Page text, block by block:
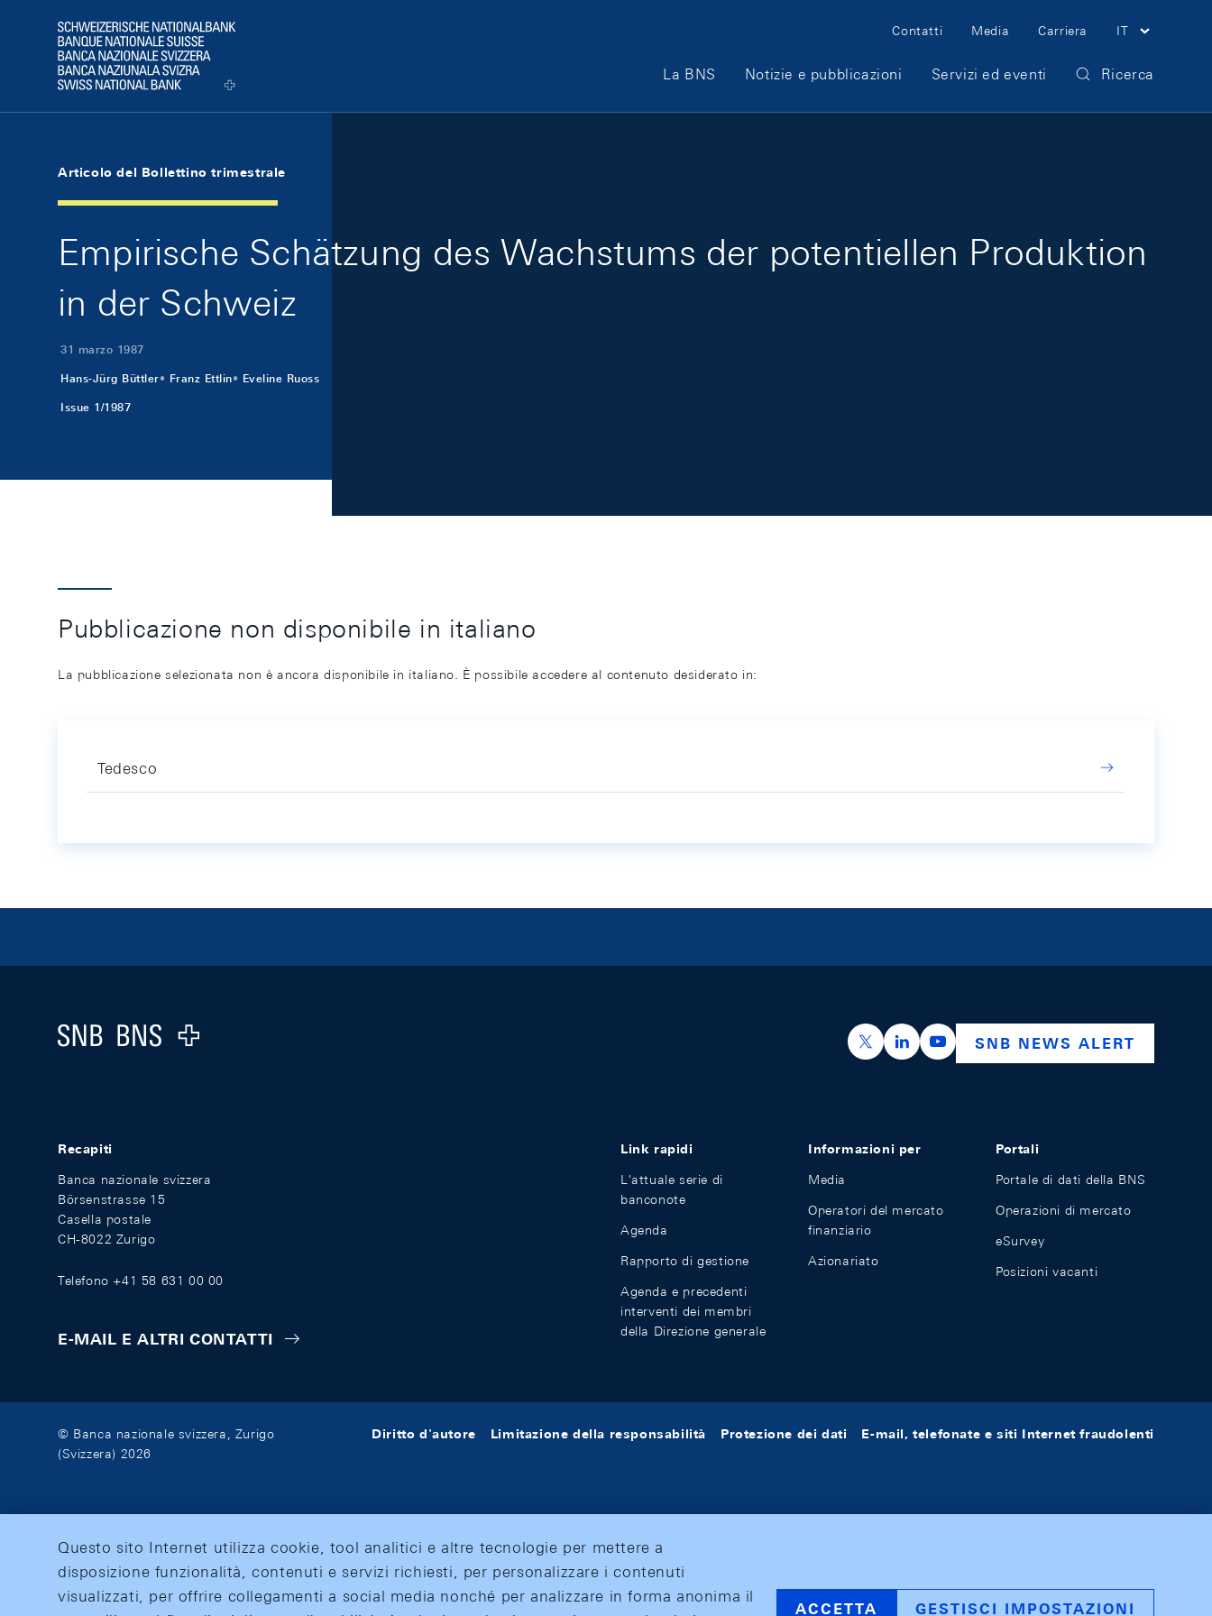
Logo
Meta Navigation
Contatti Media Carriera IT
Main Navigation
La BNS Notizie e pubblicazioni Servizi ed eventi Ricerca
Articolo del Bollettino trimestrale
Empirische Schätzung des Wachstums der potentiellen Produktion
in der Schweiz
31 marzo 1987
Hans-Jürg Büttler Franz Ettlin Eveline Ruoss
Issue 1/1987
Pubblicazione non disponibile in italiano
La pubblicazione selezionata non è ancora disponibile in italiano. È possibile accedere al contenuto desiderato in:
Tedesco
Logo
https://x.com/snb_bns
https://ch.linkedin.com/company/swiss-
https://www.youtube.com/
SNB NEWS ALERT
Recapiti
Banca nazionale svizzera
Börsenstrasse 15
Casella postale
CH-8022 Zurigo
Telefono +41 58 631 00 00
E-MAIL E ALTRI CONTATTI
Link rapidi
L'attuale serie di
banconote
Agenda
Rapporto di gestione
Agenda e precedenti
interventi dei membri
della Direzione generale
Informazioni per
Media
Operatori del mercato
finanziario
Azionariato
Portali
Portale di dati della BNS
Operazioni di mercato
eSurvey
Posizioni vacanti
© Banca nazionale svizzera, Zurigo
(Svizzera) 2026
Diritto d'autore Limitazione della responsabilità Protezione dei dati E-mail, telefonate e siti Internet fraudolenti
Questo sito Internet utilizza cookie, tool analitici e altre tecnologie per mettere a
disposizione funzionalità, contenuti e servizi richiesti, per personalizzare i contenuti
visualizzati, per offrire collegamenti a social media nonché per analizzare in forma anonima il
ACCETTA GESTISCI IMPOSTAZIONI